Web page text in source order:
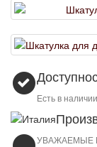
Есть в наличии
УВАЖАЕМЫЕ